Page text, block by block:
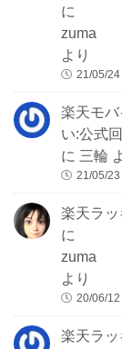
に
zuma
より
21/05/24
楽天モ
い:公式
に三輪
21/05/23
楽天ラ
に
zuma
より
20/06/12
楽天ラ